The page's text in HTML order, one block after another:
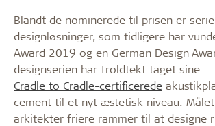
Blandt de nominerede til prisen er
designløsninger, som tidligere har
Award 2019 og en German Design
designserien har Troldtekt taget sine
Cradle to Cradle-certificerede
cement til et nyt æstetisk niveau.
arkitekter friere rammer til at designe